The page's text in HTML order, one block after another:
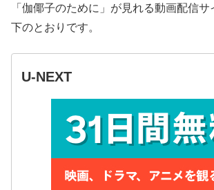
「伽倻子のために」が見れる動画配信
下のとおりです。
U-NEXT